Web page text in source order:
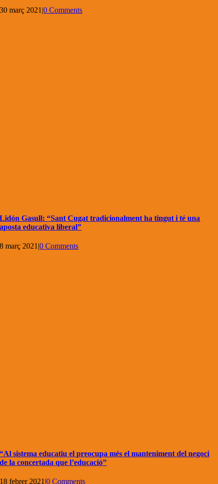
30 març 2021 |0 Comments
Lidón Gasull: “Sant Cugat tradicionalment ha tingut i té una
aposta educativa liberal”
8 març 2021 |0 Comments
“Al sistema educatiu el preocupa més el manteniment del negoci
de la concertada que l’educació”
18 febrer 2021 |0 Comments